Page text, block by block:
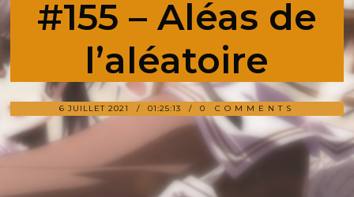
#155 – Aléas de
l’aléatoire
6 JUILLET 2021 01:25:13 0 COMMENTS